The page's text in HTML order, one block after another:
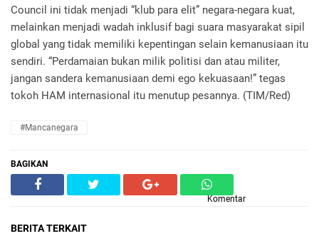
Council ini tidak menjadi “klub para elit” negara-negara kuat,
melainkan menjadi wadah inklusif bagi suara masyarakat sipil
global yang tidak memiliki kepentingan selain kemanusiaan itu
sendiri. “Perdamaian bukan milik politisi dan atau militer,
jangan sandera kemanusiaan demi ego kekuasaan!” tegas
tokoh HAM internasional itu menutup pesannya. (TIM/Red)
#Mancanegara
BAGIKAN
Komentar
BERITA TERKAIT